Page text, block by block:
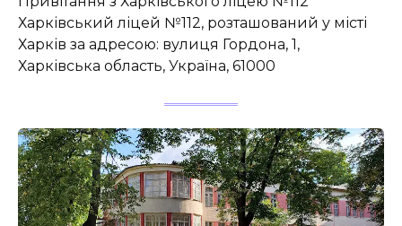
Харківський ліцей №112, розташований у місті
Харків за адресою: вулиця Гордона, 1,
Харківська область, Україна, 61000